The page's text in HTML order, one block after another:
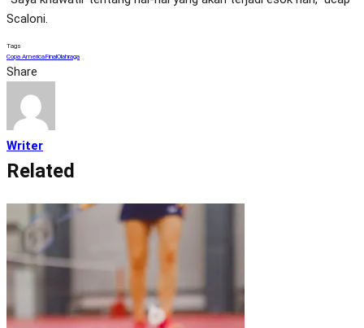
Scaloni.
Tags
Copa AmericaFinalOlahraga
Share
Writer
Related